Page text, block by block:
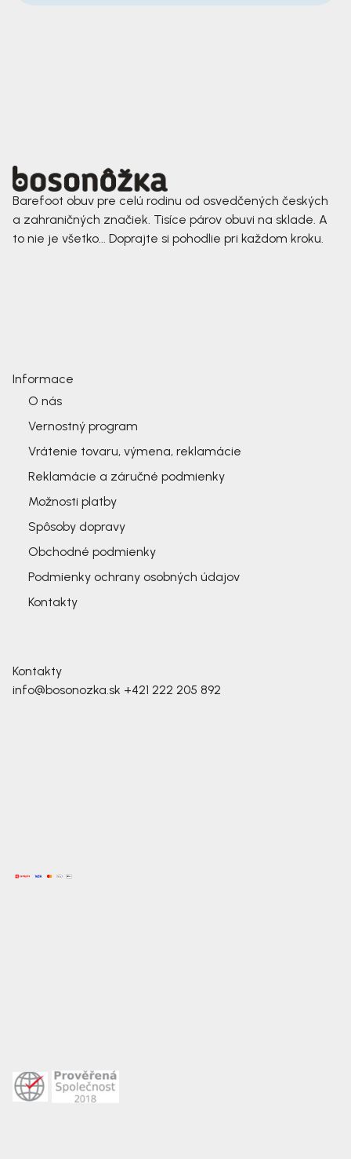
Barefoot obuv pre celú rodinu od osvedčených českých
a zahraničných značiek. Tisíce párov obuvi na sklade. A
to nie je všetko... Doprajte si pohodlie pri každom kroku.
Informace
O nás
Vernostný program
Vrátenie tovaru, výmena, reklamácie
Reklamácie a záručné podmienky
Možnosti platby
Spôsoby dopravy
Obchodné podmienky
Podmienky ochrany osobných údajov
Kontakty
Kontakty
info@bosonozka.sk +421 222 205 892